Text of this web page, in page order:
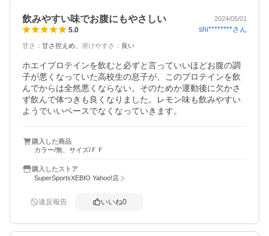
飲みやすい味でお腹にもやさしい 2024/05/01
5.0 shi********さん
甘さ ： 甘さ控えめ 溶けやすさ ： 良い
ホエイプロテインを飲むと必ずと言っていいほどお腹の調
子が悪くなっていた高校生の息子が、このプロテインを飲
んでからは全然悪くならない。そのためか運動後に欠かさ
ず飲んで体つきも良くなりました。レモン味も飲みやすい
ようでいいペースでなくなっていきます。
購入した商品
カラー/無、サイズ/ＦＦ
購入したストア
SuperSportsXEBIO Yahoo!店
違反報告 いいね0